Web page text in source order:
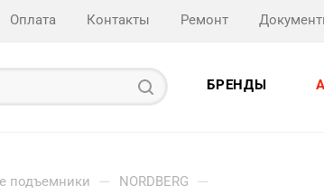
Оплата Контакты Ремонт
БРЕНДЫ
подъемники — NORDBERG —